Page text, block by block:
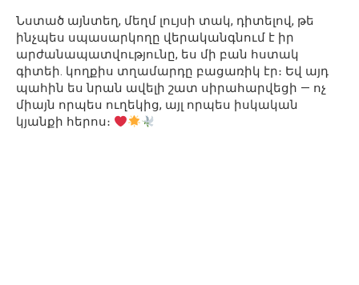
Նստած այնտեղ, մեղմ լույսի տակ, դիտելով, թե
ինչպես սպասարկողը վերականգնում է իր
արժանապատվությունը, ես մի բան հստակ
գիտեի. կողքիս տղամարդը բացառիկ էր։ Եվ այդ
պահին ես նրան ավելի շատ սիրահարվեցի — ոչ
միայն որպես ուղեկից, այլ որպես իսկական
կյանքի հերոս։